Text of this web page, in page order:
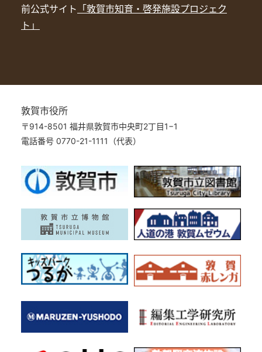
前公式サイト 「敦賀市知育・啓発施設プロジェク
ト」
敦賀市役所
〒914-8501 福井県敦賀市中央町2丁目1−1
電話番号 0770-21-1111（代表）